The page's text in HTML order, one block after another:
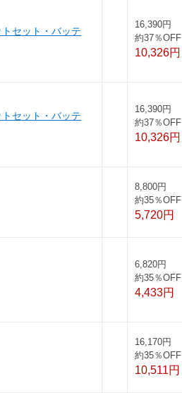
セット・バッテ
16,390円
約37％OFF
10,326円
セット・バッテ
16,390円
約37％OFF
10,326円
8,800円
約35％OFF
5,720円
6,820円
約35％OFF
4,433円
16,170円
約35％OFF
10,511円